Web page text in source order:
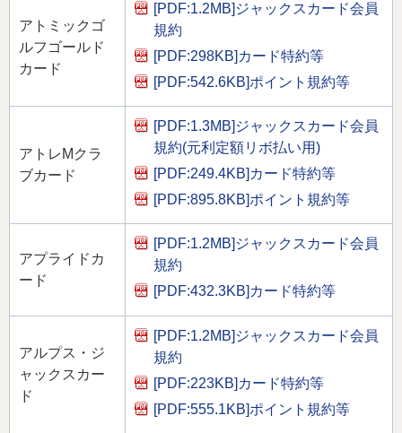
アトミックゴ
ルフゴールド
カード
[PDF:1.2MB] ジャックスカード会員
規約
[PDF:298KB] カード特約等
[PDF:542.6KB]ポイント規約等
アトレMクラ
ブカード
[PDF:1.3MB] ジャックスカード会員
規約(元利定額リボ払い用)
[PDF:249.4KB] カード特約等
[PDF:895.8KB]ポイント規約等
アプライドカ
ード
[PDF:1.2MB] ジャックスカード会員
規約
[PDF:432.3KB] カード特約等
アルプス・ジ
ャックスカー
ド
[PDF:1.2MB] ジャックスカード会員
規約
[PDF:223KB] カード特約等
[PDF:555.1KB]ポイント規約等